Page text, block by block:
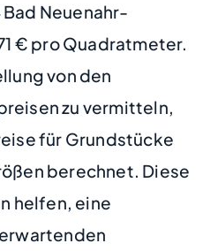
Neuenahr-
€ pro Quadratmeter.
von den
zu vermitteln,
für Grundstücke
berechnet. Diese
helfen, eine